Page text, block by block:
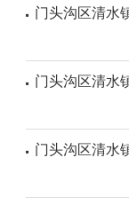
门头沟区清水
门头沟区清水
门头沟区清水